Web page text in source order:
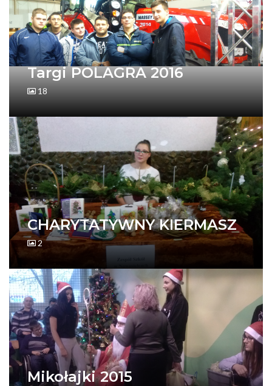
Targi POLAGRA 2016
18
CHARYTATYWNY KIERMASZ
2
Mikołajki 2015